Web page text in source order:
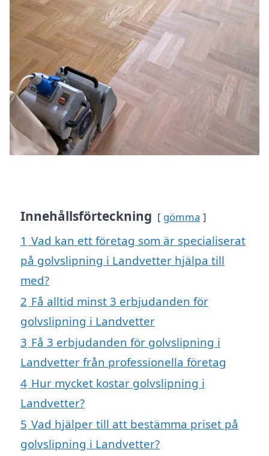
Innehållsförteckning gömma
1 Vad kan ett företag som är specialiserat
på golvslipning i Landvetter hjälpa till
med?
2 Få alltid minst 3 erbjudanden för
golvslipning i Landvetter
3 Få 3 erbjudanden för golvslipning i
Landvetter från professionella företag
4 Hur mycket kostar golvslipning i
Landvetter?
5 Vad hjälper till att bestämma priset på
golvslipning i Landvetter?